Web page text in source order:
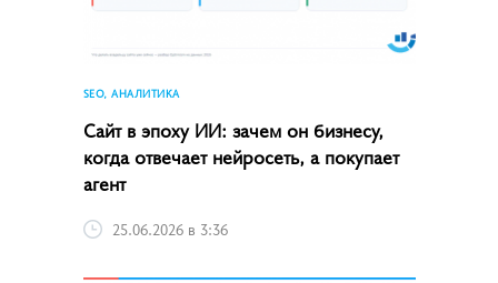
SEO, АНАЛИТИКА
Сайт в эпоху ИИ: зачем он бизнесу,
когда отвечает нейросеть, а покупает
агент
25.06.2026 в 3:36